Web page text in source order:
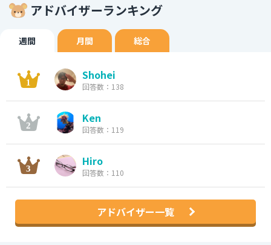
アドバイザーランキング
週間 月間 総合
Shohei
回答数：138
Ken
回答数：119
Hiro
回答数：110
アドバイザー一覧